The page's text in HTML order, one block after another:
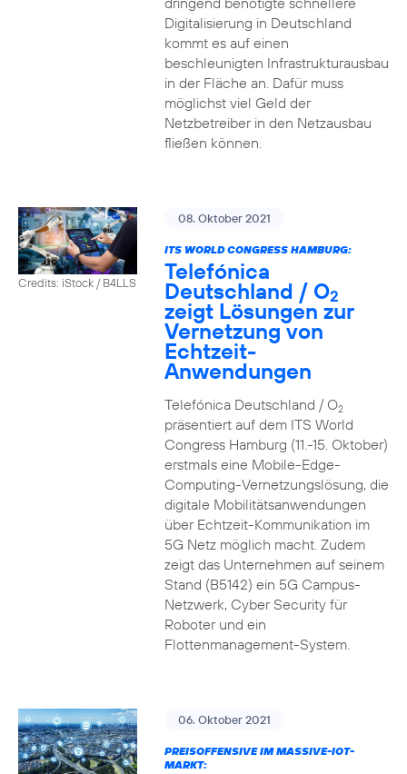
Digitalisierung in Deutschland
kommt es auf einen
beschleunigten Infrastrukturausbau
in der Fläche an. Dafür muss
möglichst viel Geld der
Netzbetreiber in den Netzausbau
fließen können.
Credits: iStock / B4LLS
08. Oktober 2021
ITS WORLD CONGRESS HAMBURG:
Telefónica
Deutschland / O2
zeigt Lösungen zur
Vernetzung von
Echtzeit-
Anwendungen
Telefónica Deutschland / O2
präsentiert auf dem ITS World
Congress Hamburg (11.-15. Oktober)
erstmals eine Mobile-Edge-
Computing-Vernetzungslösung, die
digitale Mobilitätsanwendungen
über Echtzeit-Kommunikation im
5G Netz möglich macht. Zudem
zeigt das Unternehmen auf seinem
Stand (B5142) ein 5G Campus-
Netzwerk, Cyber Security für
Roboter und ein
Flottenmanagement-System.
06. Oktober 2021
PREISOFFENSIVE IM MASSIVE-IOT-
MARKT: